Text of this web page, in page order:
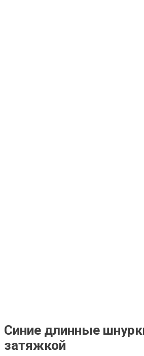
Синие длинные
затяжкой